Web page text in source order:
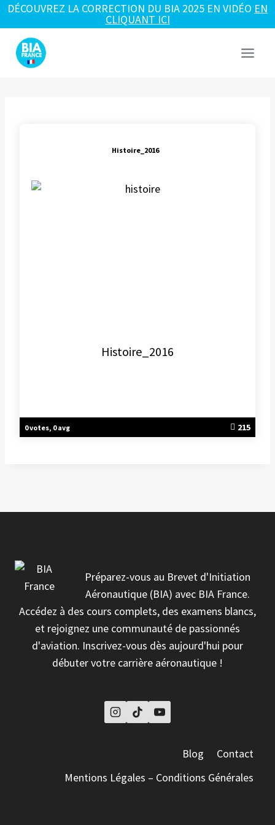
DÉCOUVREZ LA CORRECTION DU BIA 2025 EN VIDÉO EN
CLIQUANT ICI
contenu
0 votes, 0 avg 215
Histoire_2016
Histoire_2016
Préparez-vous au Brevet d'Initiation
Aéronautique (BIA) avec BIA France.
Accédez à des cours complets, des examens blancs,
et rejoignez une communauté de passionnés
d'aviation. Inscrivez-vous dès aujourd'hui pour
débuter votre carrière aéronautique !
Blog
Contact
Mentions Légales – Conditions Générales